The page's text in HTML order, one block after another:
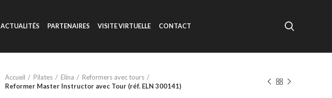
ACTUALITÉS PARTENAIRES VISITE VIRTUELLE CONTACT
Accueil Pilates Elina
Reformers avec tours
Reformer Master Instructor avec Tour (réf. ELN 300141)